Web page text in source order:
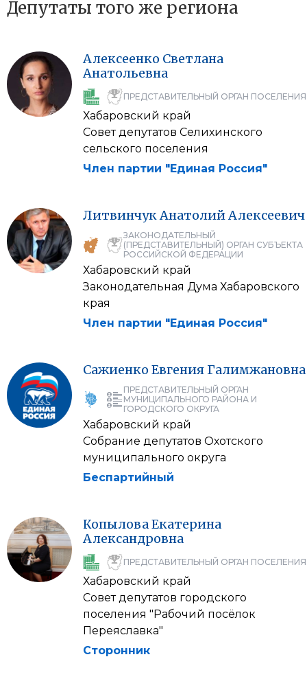
Депутаты того же региона
Алексеенко Светлана
Анатольевна
ПРЕДСТАВИТЕЛЬНЫЙ ОРГАН ПОСЕЛЕНИЯ
Хабаровский край
Совет депутатов Селихинского
сельского поселения
Член партии "Единая Россия"
ЛитвинчукАнатолийАлексеевич
ЗАКОНОДАТЕЛЬНЫЙ
(ПРЕДСТАВИТЕЛЬНЫЙ) ОРГАН СУБЪЕКТА
РОССИЙСКОЙ ФЕДЕРАЦИИ
Хабаровский край
Законодательная Дума Хабаровского
края
Член партии "Единая Россия"
Сажиенко Евгения Галимжановна
ПРЕДСТАВИТЕЛЬНЫЙ ОРГАН
МУНИЦИПАЛЬНОГО РАЙОНА И
ГОРОДСКОГО ОКРУГА
Хабаровский край
Собрание депутатов Охотского
муниципального округа
Беспартийный
КопыловаЕкатерина
Александровна
ПРЕДСТАВИТЕЛЬНЫЙ ОРГАН ПОСЕЛЕНИЯ
Хабаровский край
Совет депутатов городского
поселения "Рабочий посёлок
Переяславка"
Сторонник